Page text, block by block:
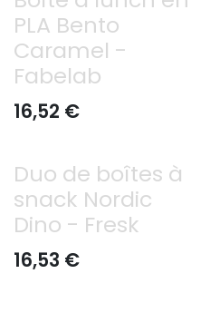
PLA Bento
Caramel -
Fabelab
16,52 €
Duo de boîtes à
snack Nordic
Dino - Fresk
16,53 €